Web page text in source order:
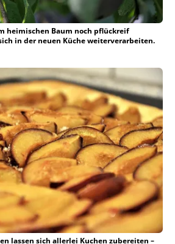
heimischen Baum noch pflückreif
in der neuen Küche weiterverarbeiten.
lassen sich allerlei Kuchen zubereiten –